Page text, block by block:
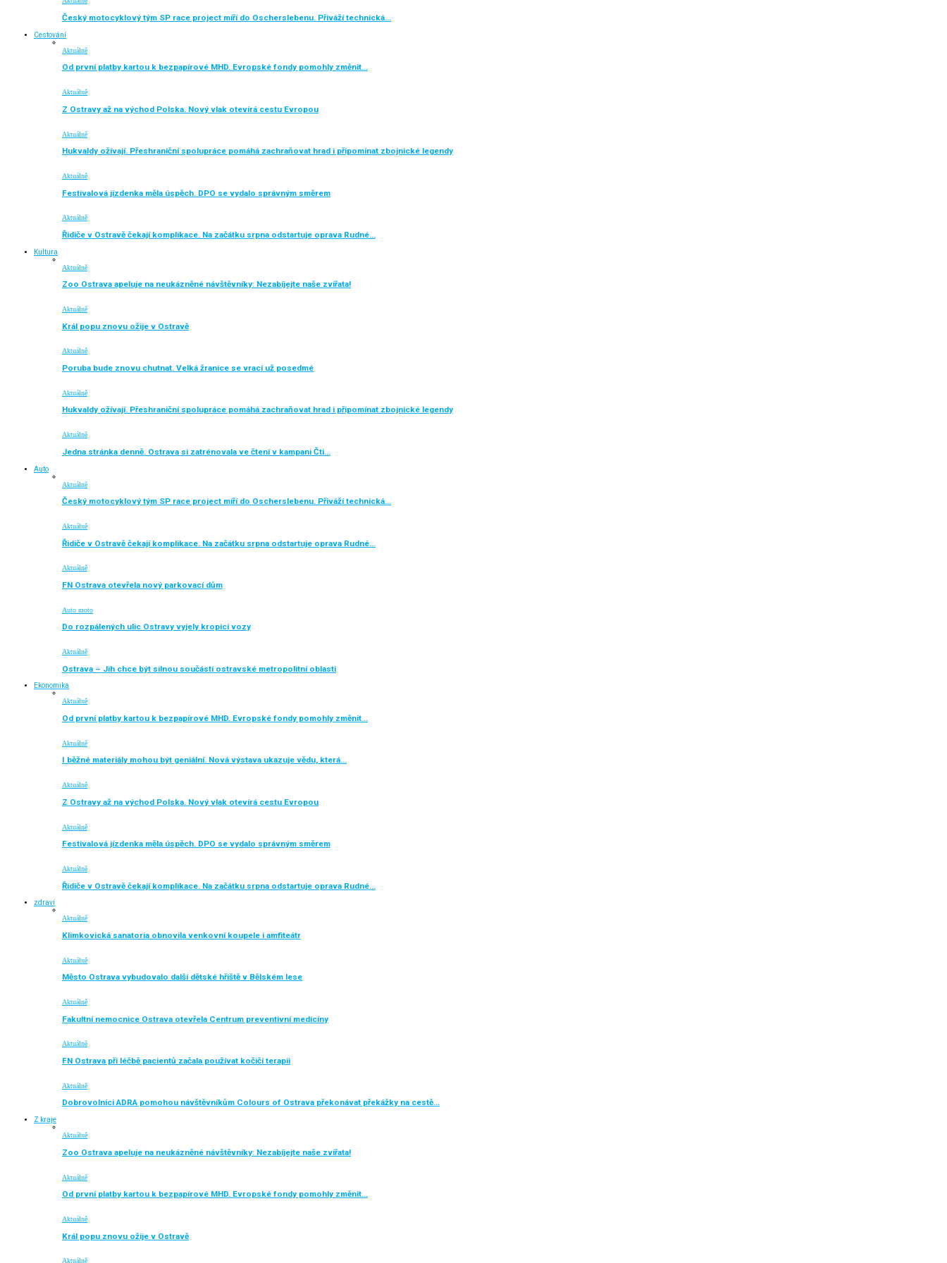
Český motocyklový tým SP race project míří do Oscherslebenu. Přiváží technická…
Cestování
Aktuálně
Od první platby kartou k bezpapírové MHD. Evropské fondy pomohly změnit…
Aktuálně
Z Ostravy až na východ Polska. Nový vlak otevírá cestu Evropou
Aktuálně
Hukvaldy ožívají. Přeshraniční spolupráce pomáhá zachraňovat hrad i připomínat zbojnické legendy
Aktuálně
Festivalová jízdenka měla úspěch. DPO se vydalo správným směrem
Aktuálně
Řidiče v Ostravě čekají komplikace. Na začátku srpna odstartuje oprava Rudné…
Kultura
Aktuálně
Zoo Ostrava apeluje na neukázněné návštěvníky: Nezabíjejte naše zvířata!
Aktuálně
Král popu znovu ožije v Ostravě
Aktuálně
Poruba bude znovu chutnat. Velká žranice se vrací už posedmé
Aktuálně
Hukvaldy ožívají. Přeshraniční spolupráce pomáhá zachraňovat hrad i připomínat zbojnické legendy
Aktuálně
Jedna stránka denně. Ostrava si zatrénovala ve čtení v kampani Čti…
Auto
Aktuálně
Český motocyklový tým SP race project míří do Oscherslebenu. Přiváží technická…
Aktuálně
Řidiče v Ostravě čekají komplikace. Na začátku srpna odstartuje oprava Rudné…
Aktuálně
FN Ostrava otevřela nový parkovací dům
Auto moto
Do rozpálených ulic Ostravy vyjely kropicí vozy
Aktuálně
Ostrava – Jih chce být silnou součástí ostravské metropolitní oblasti
Ekonomika
Aktuálně
Od první platby kartou k bezpapírové MHD. Evropské fondy pomohly změnit…
Aktuálně
I běžné materiály mohou být geniální. Nová výstava ukazuje vědu, která…
Aktuálně
Z Ostravy až na východ Polska. Nový vlak otevírá cestu Evropou
Aktuálně
Festivalová jízdenka měla úspěch. DPO se vydalo správným směrem
Aktuálně
Řidiče v Ostravě čekají komplikace. Na začátku srpna odstartuje oprava Rudné…
zdraví
Aktuálně
Klimkovická sanatoria obnovila venkovní koupele i amfiteátr
Aktuálně
Město Ostrava vybudovalo další dětské hřiště v Bělském lese
Aktuálně
Fakultní nemocnice Ostrava otevřela Centrum preventivní medicíny
Aktuálně
FN Ostrava při léčbě pacientů začala používat kočičí terapii
Aktuálně
Dobrovolníci ADRA pomohou návštěvníkům Colours of Ostrava překonávat překážky na cestě…
Z kraje
Aktuálně
Zoo Ostrava apeluje na neukázněné návštěvníky: Nezabíjejte naše zvířata!
Aktuálně
Od první platby kartou k bezpapírové MHD. Evropské fondy pomohly změnit…
Aktuálně
Král popu znovu ožije v Ostravě
Aktuálně